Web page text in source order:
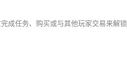
成任务、购买或与其他玩家交易来解